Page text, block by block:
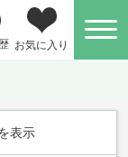
お気に入り
表示